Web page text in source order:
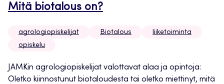
Mitä biotalous on?
agrologiopiskelijat Biotalous
liiketoiminta
opiskelu
JAMKin agrologiopiskelijat valottavat alaa ja opintoja:
Oletko kiinnostunut biotaloudesta tai oletko miettinyt, mitä